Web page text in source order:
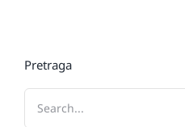
Pretraga